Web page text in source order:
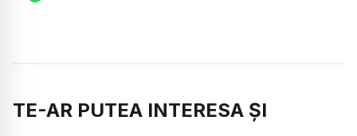
TE-AR PUTEA INTERESA ȘI